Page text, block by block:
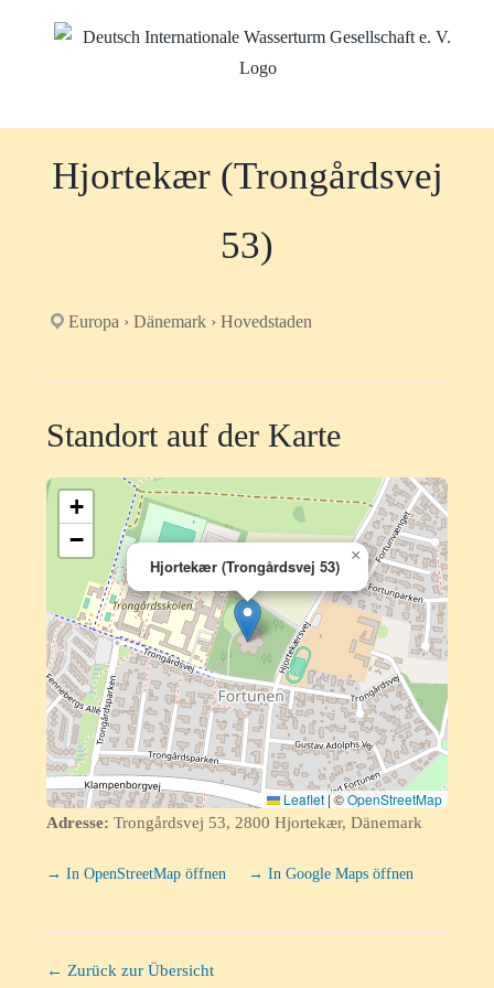
Hjortekær (Trongårdsvej
53)
Europa › Dänemark › Hovedstaden
Standort auf der Karte
Hjortekær (Trongårdsvej 53)
×
+
−
Leaflet|©OpenStreetMap
Adresse: Trongårdsvej 53, 2800 Hjortekær, Dänemark
→ In OpenStreetMap öffnen → In Google Maps öffnen
← Zurück zur Übersicht